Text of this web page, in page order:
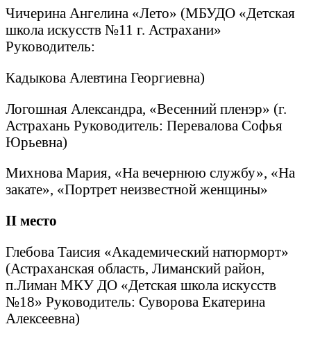
Чичерина Ангелина «Лето» (МБУДО «Детская
школа искусств №11 г. Астрахани»
Руководитель:
Кадыкова Алевтина Георгиевна)
Логошная Александра, «Весенний пленэр» (г.
Астрахань Руководитель: Перевалова Софья
Юрьевна)
Михнова Мария, «На вечернюю службу», «На
закате», «Портрет неизвестной женщины»
II место
Глебова Таисия «Академический натюрморт»
(Астраханская область, Лиманский район,
п.Лиман МКУ ДО «Детская школа искусств
№18» Руководитель: Суворова Екатерина
Алексеевна)